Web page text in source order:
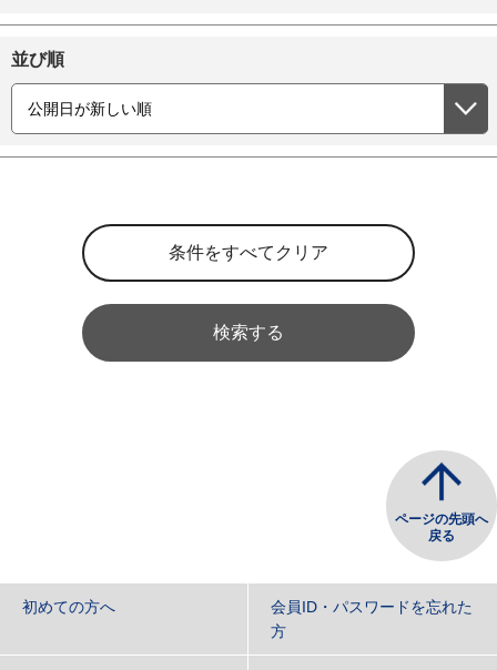
並び順
検索する
ページの先頭へ
戻る
初めての方へ
会員ID・パスワードを忘れた
方